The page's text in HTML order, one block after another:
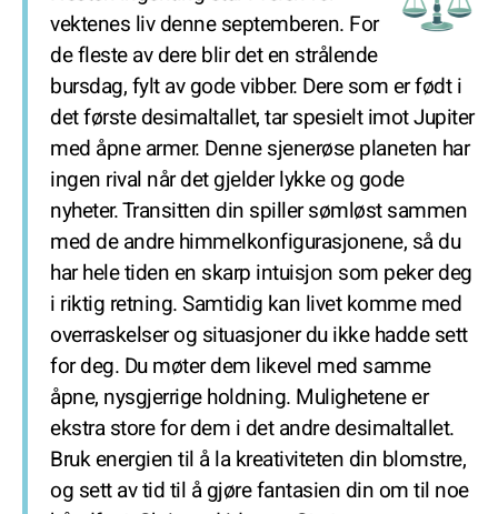
vektenes liv denne septemberen. For
de fleste av dere blir det en strålende
bursdag, fylt av gode vibber. Dere som er født i
det første desimaltallet, tar spesielt imot Jupiter
med åpne armer. Denne sjenerøse planeten har
ingen rival når det gjelder lykke og gode
nyheter. Transitten din spiller sømløst sammen
med de andre himmelkonfigurasjonene, så du
har hele tiden en skarp intuisjon som peker deg
i riktig retning. Samtidig kan livet komme med
overraskelser og situasjoner du ikke hadde sett
for deg. Du møter dem likevel med samme
åpne, nysgjerrige holdning. Mulighetene er
ekstra store for dem i det andre desimaltallet.
Bruk energien til å la kreativiteten din blomstre,
og sett av tid til å gjøre fantasien din om til noe